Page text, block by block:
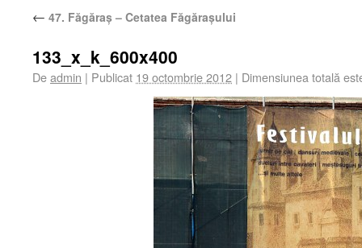
← 47. Făgăraș – Cetatea Făgărașului
133_x_k_600x400
Deadmin | Publicat 19 octombrie 2012 | Dimensiunea totală